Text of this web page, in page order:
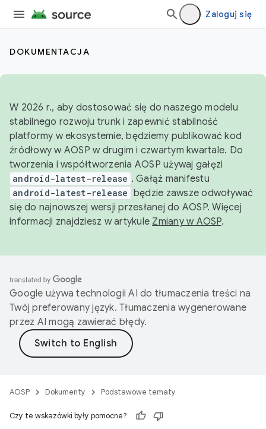
Zaloguj się
DOKUMENTACJA
W 2026 r., aby dostosować się do naszego modelu
stabilnego rozwoju trunk i zapewnić stabilność
platformy w ekosystemie, będziemy publikować kod
źródłowy w AOSP w drugim i czwartym kwartale. Do
tworzenia i współtworzenia AOSP używaj gałęzi
android-latest-release . Gałąź manifestu
android-latest-release będzie zawsze odwoływać
się do najnowszej wersji przesłanej do AOSP. Więcej
informacji znajdziesz w artykule Zmiany w AOSP.
Google używa technologii AI do tłumaczenia treści na
Twój preferowany język. Tłumaczenia wygenerowane
przez AI mogą zawierać błędy.
AOSP Dokumenty Podstawowe tematy
Czy te wskazówki były pomocne?